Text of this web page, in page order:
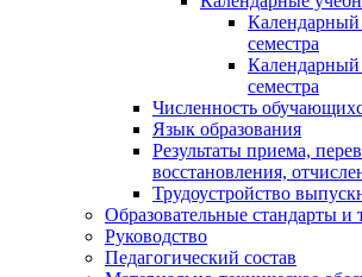
семестра
семестра
Численность
Язык образования
Результаты приема,
восстановления,
Трудоустройство
Образовательные стандарты и
Руководство
Педагогический состав